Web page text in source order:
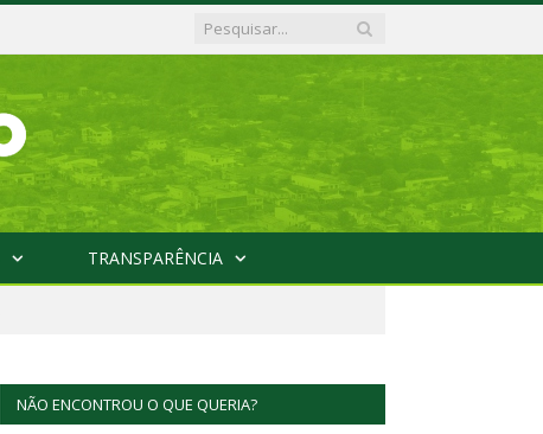
TRANSPARÊNCIA
NÃO ENCONTROU O QUE QUERIA?